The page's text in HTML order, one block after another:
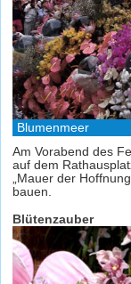
Blumenmeer
Am Vorabend des
auf dem
„Mauer der
bauen.
Blütenzauber